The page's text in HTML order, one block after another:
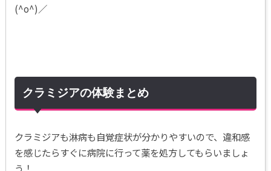
(^o^)／
クラミジアの体験まとめ
クラミジアも淋病も自覚症状が分かりやすいので、違和感
を感じたらすぐに病院に行って薬を処方してもらいましょ
う！